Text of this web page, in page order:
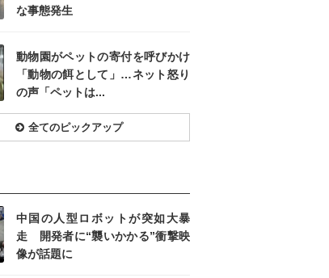
な事態発生
動物園がペットの寄付を呼びかけ
「動物の餌として」…ネット怒り
の声「ペットは...
全てのピックアップ
中国の人型ロボットが突如大暴
走 開発者に“襲いかかる”衝撃映
像が話題に